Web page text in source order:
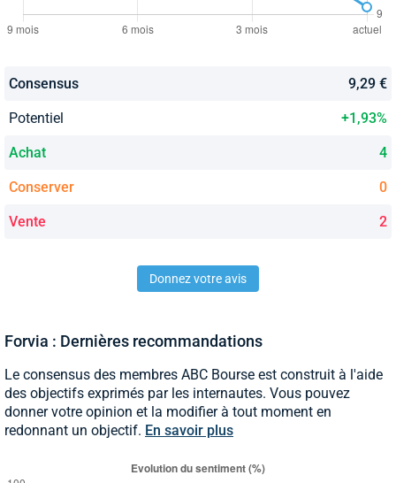
Consensus 9,29 €
Potentiel +1,93%
Achat 4
Conserver 0
Vente 2
Donnez votre avis
Forvia : Dernières recommandations
Le consensus des membres ABC Bourse est construit à l'aide
des objectifs exprimés par les internautes. Vous pouvez
donner votre opinion et la modifier à tout moment en
redonnant un objectif. En savoir plus